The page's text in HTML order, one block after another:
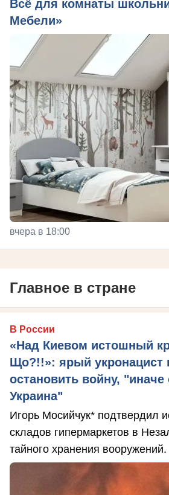
Всё для комнаты
Мебели»
вчера в 18:00
Главное в стране
В России
«Над Киевом истошный
Що?!!»: ярый укронацист
остановить войну, "иначе
Украина"
Игорь Мосийчук* подтвердил
складов гипермаркетов в
тайного хранения вооружений.